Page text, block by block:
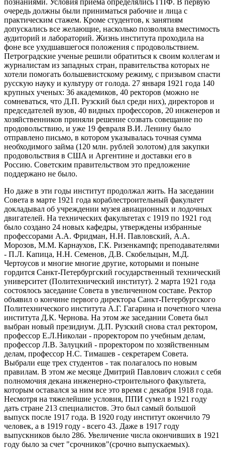
познаниями. Условия приема определялись ГПФ. В первую
очередь должны были приниматься рабочие и лица с
практическим стажем. Кроме студентов, к занятиям
допускались все желающие, насколько позволяла вместимость
аудиторий и лабораторий. Жизнь института проходила на
фоне все ухудшавшегося положения с продовольствием.
Петроградские ученые решили обратиться к своим коллегам и
журналистам из западных стран, правительства которых не
хотели помогать большевистскому режиму, с призывом спасти
русскую науку и культуру от голода. 27 января 1921 года 140
крупных ученых: 36 академиков, 40 ректоров (можно не
сомневаться, что Д.П. Рузский был среди них), директоров и
председателей вузов, 40 видных профессоров, 20 инженеров и
хозяйственников приняли решение созвать совещание по
продовольствию, и уже 19 февраля В.И. Ленину было
отправлено письмо, в котором указывалась точная сумма
необходимого займа (120 млн. рублей золотом) для закупки
продовольствия в США и Аргентине и доставки его в
Россию. Советским правительством это предложение
поддержано не было.
Но даже в эти годы институт продолжал жить. На заседании
Совета в марте 1921 года кораблестроительный факультет
докладывал об учреждении музея авиационных и лодочных
двигателей. На технических факультетах с 1919 по 1921 год
было создано 24 новых кафедры, утверждены избранные
профессорами А.А. Фридман, Н.Н. Павловский, А.А.
Морозов, М.М. Карнаухов, Г.К. Ризенкампф; преподавателями
- П.Л. Капица, Н.Н. Семенов, Д.В. Скобельцын, М.Д.
Чертоусов и многие многие другие, которыми и поныне
гордится Санкт-Петербургский государственный технический
университет (Политехнический институт). 2 марта 1921 года
состоялось заседание Совета в увеличенном составе. Ректор
объявил о кончине первого директора Санкт-Петербургского
Политехнического института А.Г. Гагарина и почетного члена
института Д.К. Чернова. На этом же заседании Совета был
выбран новый президиум. Д.П. Рузский снова стал ректором,
профессор Е.Л.Николаи - проректором по учебным делам,
профессор Л.В. Залуцкий - проректором по хозяйственным
делам, профессор Н.С. Тимашев - секретарем Совета.
Выбрали еще трех студентов - так полагалось по новым
правилам. В этом же месяце Дмитрий Павлович сложил с себя
полномочия декана инженерно-строительного факультета,
которым оставался за ним все это время с декабря 1918 года.
Несмотря на тяжелейшие условия, ППИ сумел в 1921 году
дать стране 213 специалистов. Это был самый большой
выпуск после 1917 года. В 1920 году институт окончило 79
человек, а в 1919 году - всего 43. Даже в 1917 году
выпускников было 286. Увеличение числа окончивших в 1921
году было за счет "срочников"(срочно выпускаемых).